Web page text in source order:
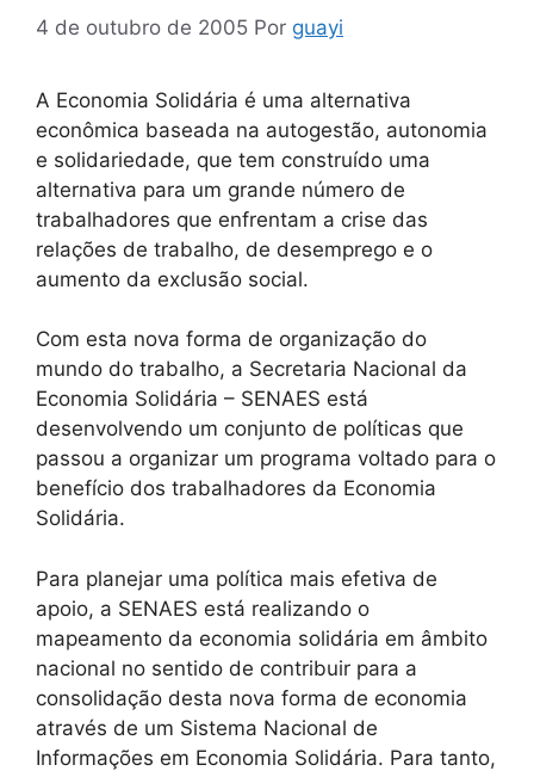
4 de outubro de 2005 Por guayi
A Economia Solidária é uma alternativa
econômica baseada na autogestão, autonomia
e solidariedade, que tem construído uma
alternativa para um grande número de
trabalhadores que enfrentam a crise das
relações de trabalho, de desemprego e o
aumento da exclusão social.
Com esta nova forma de organização do
mundo do trabalho, a Secretaria Nacional da
Economia Solidária – SENAES está
desenvolvendo um conjunto de políticas que
passou a organizar um programa voltado para o
benefício dos trabalhadores da Economia
Solidária.
Para planejar uma política mais efetiva de
apoio, a SENAES está realizando o
mapeamento da economia solidária em âmbito
nacional no sentido de contribuir para a
consolidação desta nova forma de economia
através de um Sistema Nacional de
Informações em Economia Solidária. Para tanto,